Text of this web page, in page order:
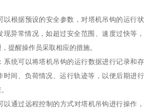
以根据预设的安全参数，对塔机吊钩的运行状
现异常情况，如超过安全范围、速度过快等，
提醒操作员采取相应的措施。
系统可以将塔机吊钩的运行数据进行记录和存
时间、负荷情况、运行轨迹等，以便后期进行
以通过远程控制的方式对塔机吊钩进行操作，